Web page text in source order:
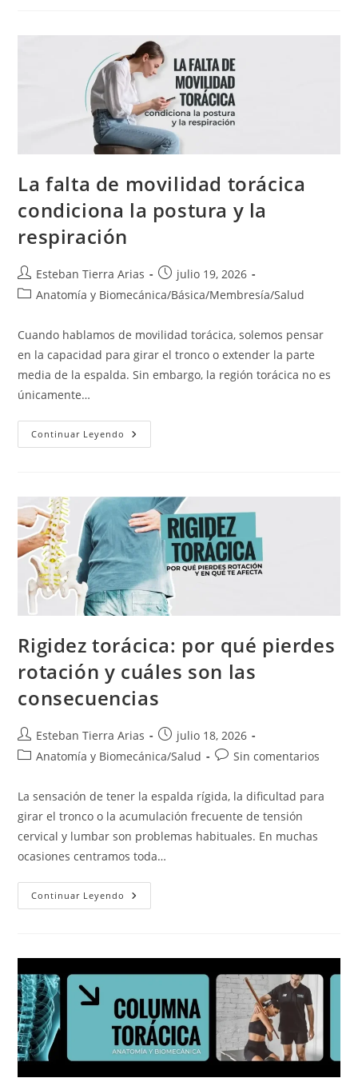
Caja
Torácica
Y
El
Movimiento
La falta de movilidad torácica
condiciona la postura y la
respiración
Autor
de
Esteban Tierra Arias
Publicación
de
julio 19, 2026
Categoría
la
Anatomía y Biomecánica/Básica/Membresía/Salud
Cuando hablamos de movilidad torácica, solemos pensar
en la capacidad para girar el tronco o extender la parte
media de la espalda. Sin embargo, la región torácica no es
únicamente…
Continuar Leyendo La
Falta
La
Postura
Y
La
Respiración
Rigidez torácica: por qué pierdes
rotación y cuáles son las
consecuencias
Autor
de
Esteban Tierra Arias
Publicación
de
julio 18, 2026
Categoría
la
Anatomía y Biomecánica/Salud
Comentarios
la
entrada:
Sin comentarios
La sensación de tener la espalda rígida, la dificultad para
girar el tronco o la acumulación frecuente de tensión
cervical y lumbar son problemas habituales. En muchas
ocasiones centramos toda…
Continuar Leyendo Rigidez
Torácica:
Y
Cuáles
Las
Consecuencias